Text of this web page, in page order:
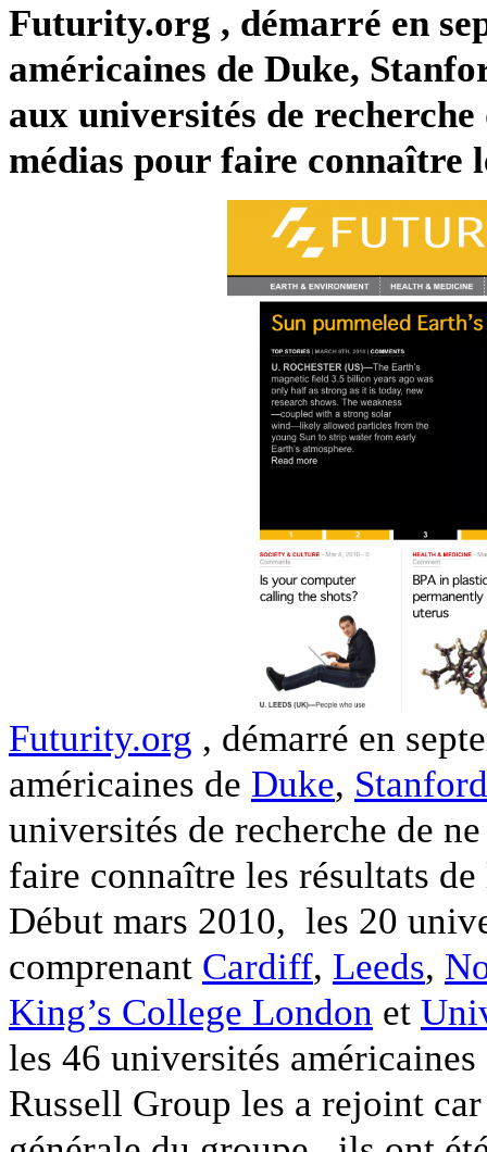
Futurity.org , démarré en
américaines de Duke,
aux universités de
médias pour faire connaître
Futurity.org , démarré en
américaines de Duke, Stanford
universités de recherche de
faire connaître les résultats
Début mars 2010, les 20
comprenant Cardiff, Leeds,
King’s College London et
les 46 universités
Russell Group les a rejoint